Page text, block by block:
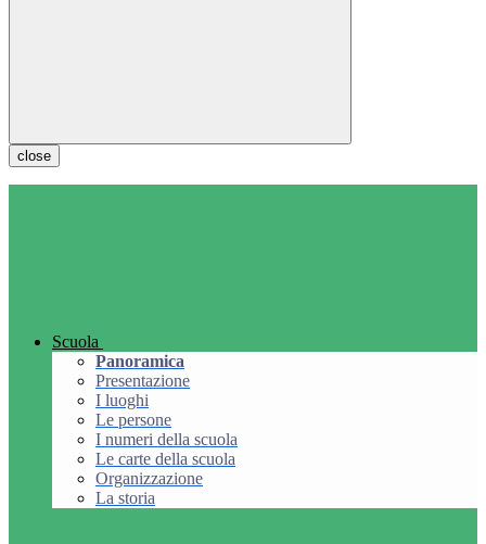
close
Scuola
Panoramica
Presentazione
I luoghi
Le persone
I numeri della scuola
Le carte della scuola
Organizzazione
La storia